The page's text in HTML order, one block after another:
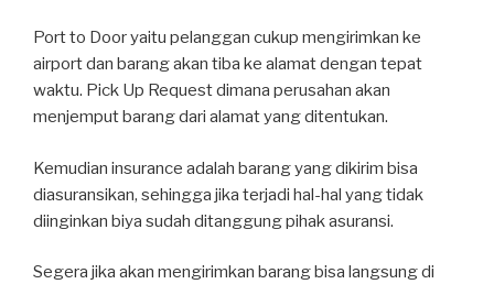
Port to Door yaitu pelanggan cukup mengirimkan ke
airport dan barang akan tiba ke alamat dengan tepat
waktu. Pick Up Request dimana perusahan akan
menjemput barang dari alamat yang ditentukan.
Kemudian insurance adalah barang yang dikirim bisa
diasuransikan, sehingga jika terjadi hal-hal yang tidak
diinginkan biya sudah ditanggung pihak asuransi.
Segera jika akan mengirimkan barang bisa langsung di